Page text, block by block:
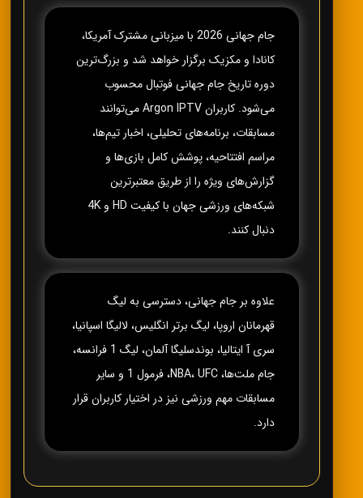
جام جهانی 2026 با میزبانی مشترک آمریکا،
کانادا و مکزیک برگزار خواهد شد و بزرگ‌ترین
دوره تاریخ جام جهانی فوتبال محسوب
می‌شود. کاربران Argon IPTV می‌توانند
مسابقات، برنامه‌های تحلیلی، اخبار تیم‌ها،
مراسم افتتاحیه، پوشش کامل بازی‌ها و
گزارش‌های ویژه را از طریق معتبرترین
شبکه‌های ورزشی جهان با کیفیت HD و 4K
دنبال کنند.
علاوه بر جام جهانی، دسترسی به لیگ
قهرمانان اروپا، لیگ برتر انگلیس، لالیگا اسپانیا،
سری آ ایتالیا، بوندسلیگا آلمان، لیگ 1 فرانسه،
جام ملت‌ها، NBA، UFC، فرمول 1 و سایر
مسابقات مهم ورزشی نیز در اختیار کاربران قرار
دارد.